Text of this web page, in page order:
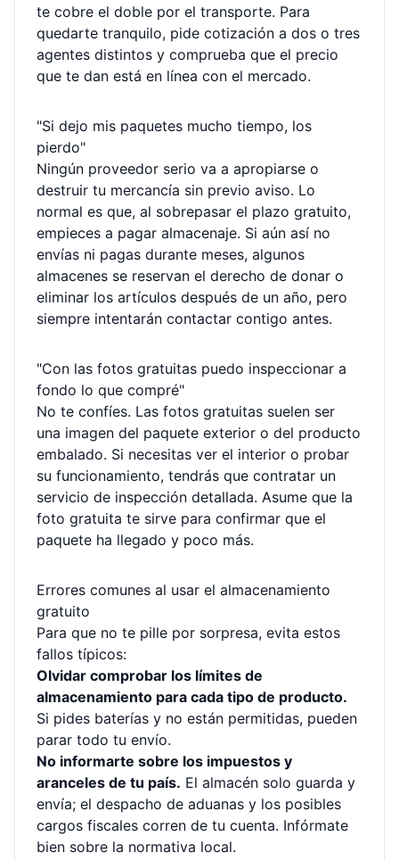
te cobre el doble por el transporte. Para
quedarte tranquilo, pide cotización a dos o tres
agentes distintos y comprueba que el precio
que te dan está en línea con el mercado.
"Si dejo mis paquetes mucho tiempo, los
pierdo"
Ningún proveedor serio va a apropiarse o
destruir tu mercancía sin previo aviso. Lo
normal es que, al sobrepasar el plazo gratuito,
empieces a pagar almacenaje. Si aún así no
envías ni pagas durante meses, algunos
almacenes se reservan el derecho de donar o
eliminar los artículos después de un año, pero
siempre intentarán contactar contigo antes.
"Con las fotos gratuitas puedo inspeccionar a
fondo lo que compré"
No te confíes. Las fotos gratuitas suelen ser
una imagen del paquete exterior o del producto
embalado. Si necesitas ver el interior o probar
su funcionamiento, tendrás que contratar un
servicio de inspección detallada. Asume que la
foto gratuita te sirve para confirmar que el
paquete ha llegado y poco más.
Errores comunes al usar el almacenamiento
gratuito
Para que no te pille por sorpresa, evita estos
fallos típicos:
Olvidar comprobar los límites de
almacenamiento para cada tipo de producto.
Si pides baterías y no están permitidas, pueden
parar todo tu envío.
No informarte sobre los impuestos y
aranceles de tu país. El almacén solo guarda y
envía; el despacho de aduanas y los posibles
cargos fiscales corren de tu cuenta. Infórmate
bien sobre la normativa local.